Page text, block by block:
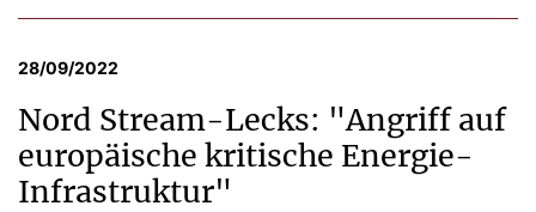
28/09/2022
Nord Stream-Lecks: "Angriff auf
europäische kritische Energie-
Infrastruktur"